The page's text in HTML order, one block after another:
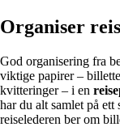
Organiser
God organisering fra
viktige papirer –
kvitteringer – i en
har du alt samlet på
reiselederen ber om